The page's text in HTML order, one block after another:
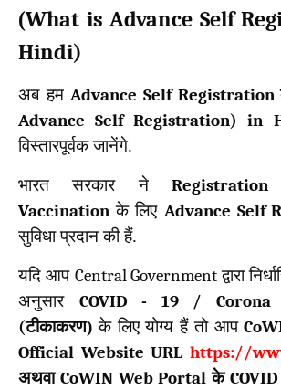
(What is Advance Self
Hindi)
अब हमAdvance Self Registration
Advance Self Registration) in
विस्तारपूर्वक जानेंगे.
भारत सरकार ने
Vaccination के लिएAdvance Self
सुविधा प्रदान की हैं.
यदि आप Central Governmentद्वारा
अनुसार COVID - 19 /
(टीकाकरण) के लिए योग्य हैं तो आप
Official Website URL https://
अथवाCoWIN Web Portalके